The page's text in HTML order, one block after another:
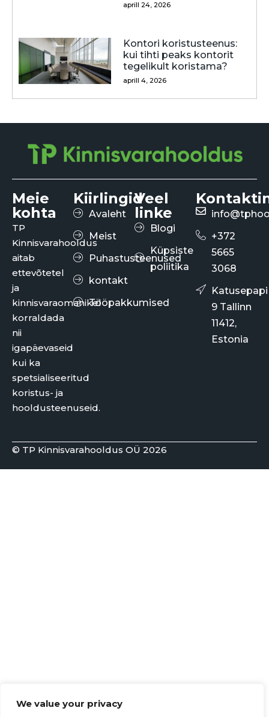
We value your privacy
aprill 24, 2026
Kontori koristusteenus:
kui tihti peaks kontorit
tegelikult koristama?
aprill 4, 2026
Meie
kohta
TP
Kinnisvarahooldus
aitab
ettevõtetel
ja
kinnisvaraomanikel
korraldada
nii
igapäevaseid
kui ka
spetsialiseeritud
koristus- ja
hooldusteenuseid.
Kiirlingid
Avaleht
Meist
Puhastusteenused
kontakt
Tööpakkumised
Veel
linke
Blogi
Küpsiste
poliitika
+372
5665
3068
Katusepapi
9 Tallinn
11412,
Estonia
© TP Kinnisvarahooldus OÜ 2026